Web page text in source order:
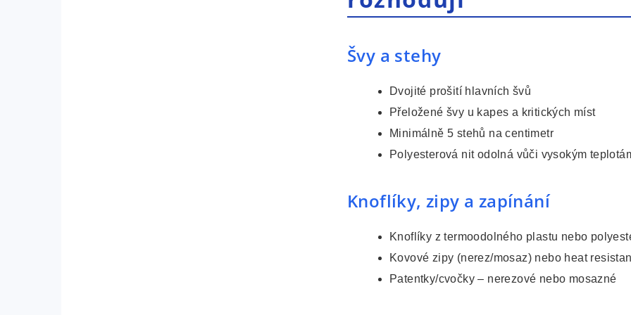
Švy a stehy
Dvojité prošití hlavních švů
Přeložené švy u kapes a kritických míst
Minimálně 5 stehů na centimetr
Polyesterová nit odolná vůči vysokým
Knoflíky, zipy a zapínání
Knoflíky z termoodolného plastu nebo
Kovové zipy (nerez/mosaz) nebo heat
Patentky/cvočky – nerezové nebo mosazné